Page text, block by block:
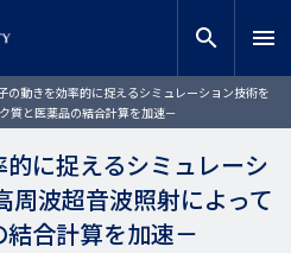
索
検索
search menu
の動きを効率的に捉えるシミュレーション技術を
質と医薬品の結合計算を加速－
に捉えるシミュレーシ
周波超音波照射によって
合計算を加速－